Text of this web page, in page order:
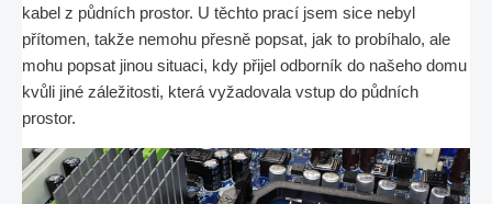
kabel z půdních prostor. U těchto prací jsem sice nebyl
přítomen, takže nemohu přesně popsat, jak to probíhalo, ale
mohu popsat jinou situaci, kdy přijel odborník do našeho domu
kvůli jiné záležitosti, která vyžadovala vstup do půdních
prostor.